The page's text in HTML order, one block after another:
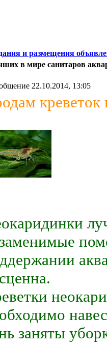
и размещения
в мире санитаров
22.10.2014, 13:05
заняты